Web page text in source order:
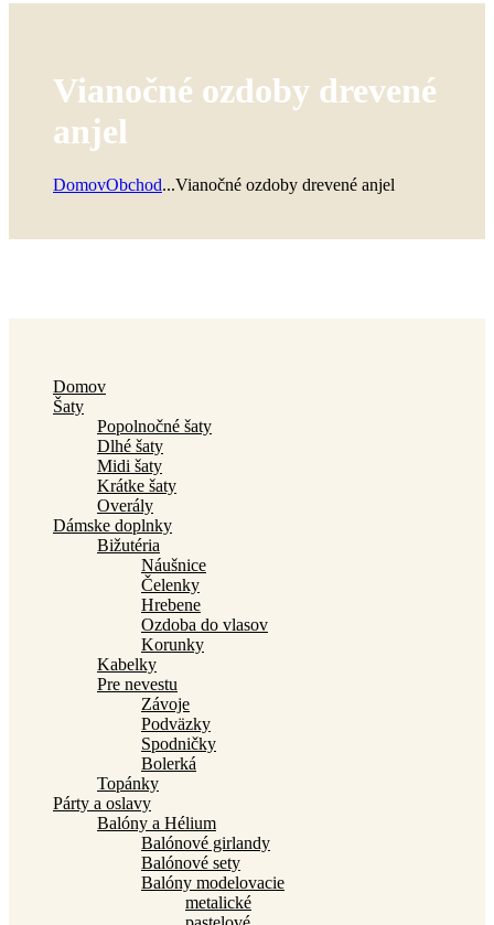
Vianočné ozdoby drevené
anjel
DomovObchod...Vianočné ozdoby drevené anjel
Domov
Šaty
Popolnočné šaty
Dlhé šaty
Midi šaty
Krátke šaty
Overály
Dámske doplnky
Bižutéria
Náušnice
Čelenky
Hrebene
Ozdoba do vlasov
Korunky
Kabelky
Pre nevestu
Závoje
Podväzky
Spodničky
Bolerká
Topánky
Párty a oslavy
Balóny a Hélium
Balónové girlandy
Balónové sety
Balóny modelovacie
metalické